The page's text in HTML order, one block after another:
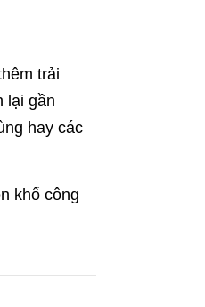
trải
lại gần
hay các
khổ công